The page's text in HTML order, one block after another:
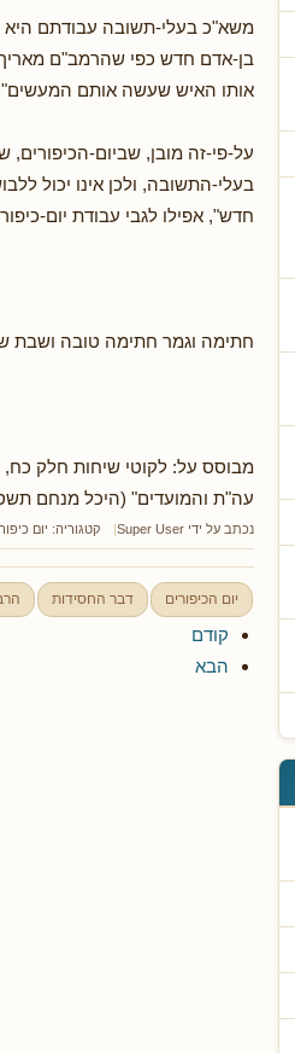
משא"כ בעלי-תשובה עבודתם היא
בן-אדם חדש כפי שהרמב"ם מאריך
אותו האיש שעשה אותם
על-פי-זה מובן, שביום-
בעלי-התשובה, ולכן אינו יכול
חדש", אפילו לגבי עבודת יום-
חתימה וגמר חתימה טובה ושבת
עה"ת והמועדים" (היכל מנחם
נכתב על ידי Super User קטגוריה: יום כיפור
יום הכיפורים דבר החסידות
קודם
הבא